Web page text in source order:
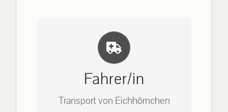
Bitte unter unserem Büro anrufen
auf: 0162-7909946
Fahrer/in
Transport von Eichhörnchen
Einlernung und Infos